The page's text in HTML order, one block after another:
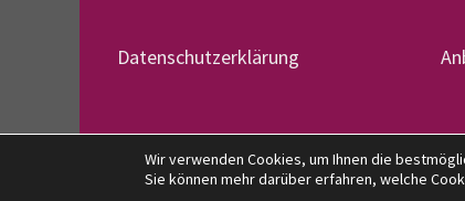
Datenschutzerklärung
Copyright © 2026denglers-buchkritik.de. Mit
Wir verwenden Cookies, um Ihnen die
Sie können mehr darüber erfahren, welche